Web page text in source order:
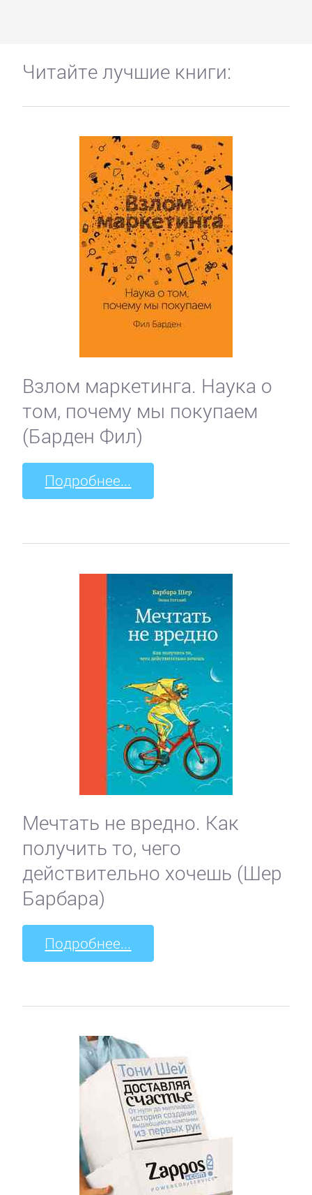
Читайте лучшие книги:
Взлом маркетинга. Наука о
том, почему мы покупаем
(Барден Фил)
Подробнее...
Мечтать не вредно. Как
получить то, чего
действительно хочешь (Шер
Барбара)
Подробнее...